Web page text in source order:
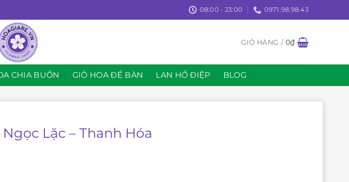
08:00 - 23:00 0971.98.98.43
GIỎ HÀNG /0₫
CHIA BUỒN GIỎ HOA ĐỂ BÀN LAN HỒ ĐIỆP BLOG
Lặc – Thanh Hóa